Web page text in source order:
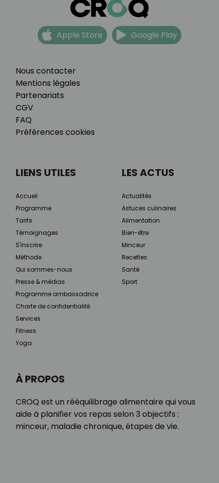
Nous contacter
Mentions légales
Partenariats
CGV
FAQ
Préférences cookies
Apple Store Google Play
À PROPOS
CROQ est un rééquilibrage alimentaire qui vous
aide à planifier vos repas selon 3 objectifs :
minceur, maladie chronique, étapes de vie.
LIENS UTILES
Accueil
Programme
Tarifs
Témoignages
S'inscrire
Méthode
Qui sommes-nous
Presse & médias
Programme ambassadrice
Charte de confidentialité
Services
Fitness
Yoga
LES ACTUS
Actualités
Astuces culinaires
Alimentation
Bien-être
Minceur
Recettes
Santé
Sport